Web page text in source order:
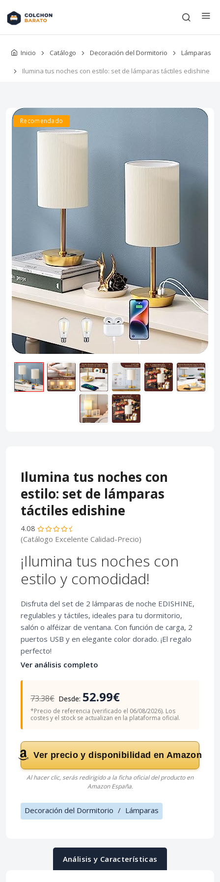
Inicio Catálogo Decoración del Dormitorio Lámparas
Ilumina tus noches con estilo: set de lámparas táctiles edishine
Recomendado
Ilumina tus noches con
estilo: set de lámparas
táctiles edishine
4.08
(Catálogo Excelente Calidad-Precio)
¡Ilumina tus noches con
estilo y comodidad!
Disfruta del set de 2 lámparas de noche EDISHINE,
regulables y táctiles, ideales para tu dormitorio,
salón o alféizar de ventana. Con función de carga, 2
puertos USB y en elegante color dorado. ¡El regalo
perfecto!
Ver análisis completo
73.38€ Desde: 52.99€
*Precio de referencia (verificado el 06/08/2026). Los
costes y el stock se actualizan en la plataforma oficial.
Ver precio y disponibilidad en Amazon
Al hacer clic, serás redirigido a la ficha oficial del producto en
Amazon España.
Decoración del Dormitorio / Lámparas
Análisis y Características